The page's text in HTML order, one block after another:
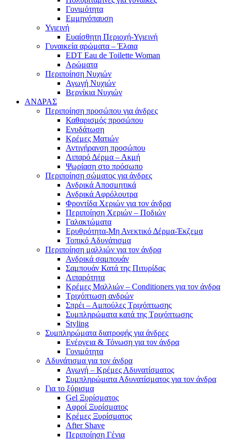
Γονιμότητα
Εμμηνόπαυση
Υγιεινή
Ευαίσθητη Περιοχή-Υγιεινή
Γυναικεία αρώματα – Έλαια
EDT Eau de Toilette Woman
Αρώματα
Περιποίηση Νυχιών
Αγωγή Νυχιών
Βερνίκια Νυχιών
ΑΝΔΡΑΣ
Περιποίηση προσώπου για άνδρες
Καθαρισμός προσώπου
Ενυδάτωση
Κρέμες Ματιών
Αντιγήρανση προσώπου
Λιπαρό Δέρμα – Ακμή
Ψωρίαση στο πρόσωπο
Περιποίηση σώματος για άνδρες
Ανδρικά Αποσμητικά
Ανδρικά Αφρόλουτρα
Φροντίδα Χεριών για τον άνδρα
Περιποίηση Χεριών – Ποδιών
Γαλακτώματα
Ερυθρότητα-Μη Ανεκτικό Δέρμα-Έκζεμα
Τοπικό Αδυνάτισμα
Περιποίηση μαλλιών για τον άνδρα
Ανδρικά σαμπουάν
Σαμπουάν Κατά της Πιτυρίδας
Λιπαρότητα
Κρέμες Μαλλιών – Conditioners για τον άνδρα
Τριχόπτωση ανδρών
Σπρέι – Αμπούλες Τριχόπτωσης
Συμπληρώματα κατά της Τριχόπτωσης
Styling
Συμπληρώματα διατροφής για άνδρες
Ενέργεια & Τόνωση για τον άνδρα
Γονιμότητα
Αδυνάτισμα για τον άνδρα
Αγωγή – Κρέμες Αδυνατίσματος
Συμπληρώματα Αδυνατίσματος για τον άνδρα
Για το ξύρισμα
Gel Ξυρίσματος
Αφροί Ξυρίσματος
Κρέμες Ξυρίσματος
After Shave
Περιποίηση Γένια